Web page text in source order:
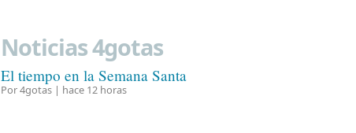
Noticias 4gotas
El tiempo en la Semana Santa
Por 4gotas | hace 12 horas